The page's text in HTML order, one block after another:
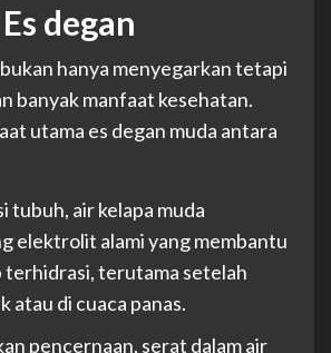
degan
bukan hanya menyegarkan tetapi
banyak manfaat kesehatan.
utama es degan muda antara
tubuh, air kelapa muda
elektrolit alami yang membantu
terutama setelah
atau di cuaca panas.
pencernaan, serat dalam air